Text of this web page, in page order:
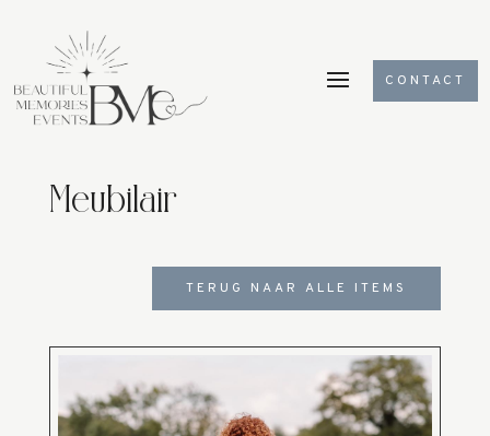
CONTACT
Meubilair
TERUG NAAR ALLE ITEMS